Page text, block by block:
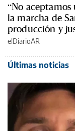
“No
la marcha de
producción y
elDiarioAR
Últimas noticias